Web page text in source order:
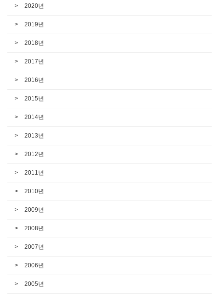
2020년
2019년
2018년
2017년
2016년
2015년
2014년
2013년
2012년
2011년
2010년
2009년
2008년
2007년
2006년
2005년